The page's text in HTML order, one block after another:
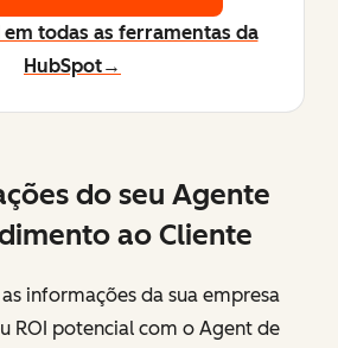
do seu Agente
ao Cliente
informações da sua empresa
ROI potencial com o Agent de
em todas as ferramentas da
HubSpot→